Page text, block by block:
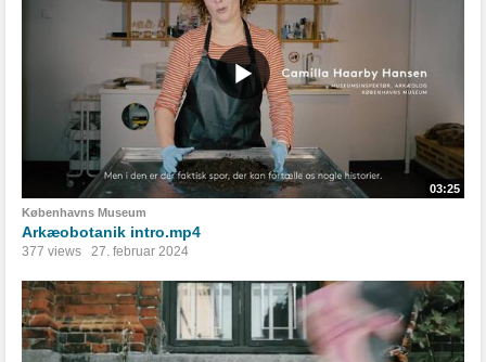
03:25
Københavns Museum
Arkæobotanik intro.mp4
377 views 27. februar 2024